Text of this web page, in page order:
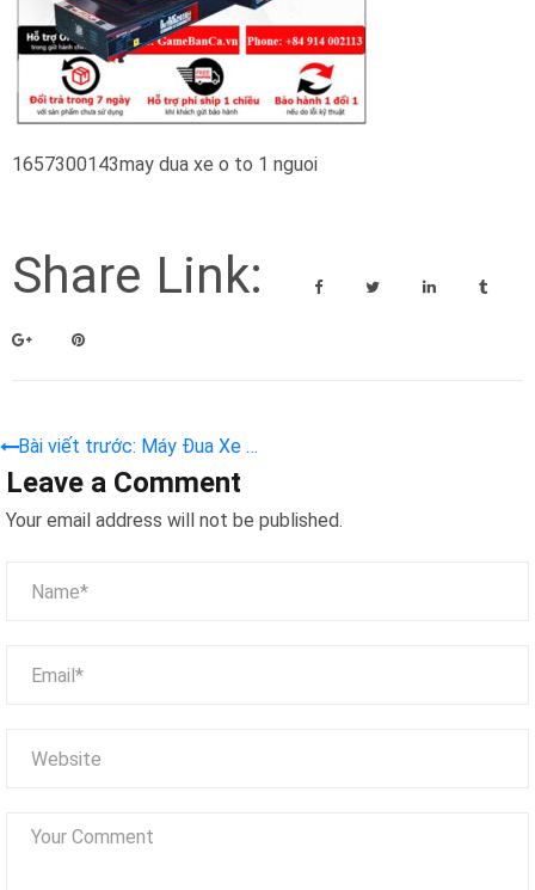
1657300143may dua xe o to 1 nguoi
Share Link:
Bài viết trước: Máy Đua Xe Ô
Tô 1 Người
Leave a Comment
Your email address will not be published.